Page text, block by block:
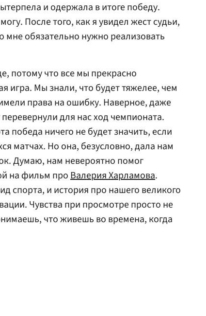
и одержала в итоге победу.
После того, как я увидел жест судьи,
мне обязательно нужно реализовать
потому что все мы прекрасно
игра. Мы знали, что будет тяжелее, чем
права на ошибку. Наверное, даже
для нас ход чемпионата.
победа ничего не будет значить, если
матчах. Но она, безусловно, дала нам
Думаю, нам невероятно помог
на фильм проВалерия Харламова.
спорта, и история про нашего великого
Чувства при просмотре просто не
что живешь во времена, когда